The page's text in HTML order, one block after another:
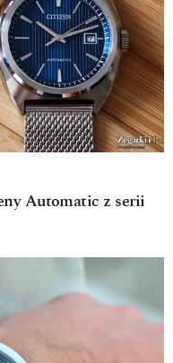
Automatic z serii